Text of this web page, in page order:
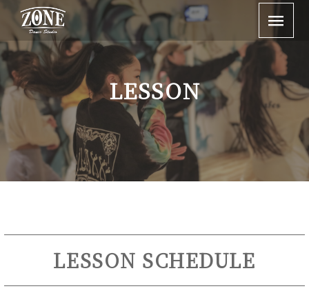
LESSON
LESSON SCHEDULE